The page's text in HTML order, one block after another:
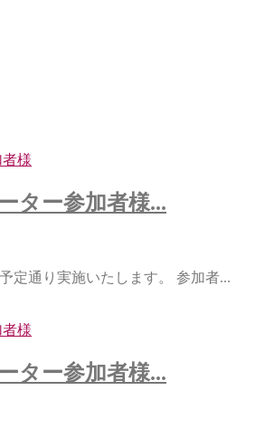
ター参加者様...
定通り実施いたします。 参加者...
ター参加者様...